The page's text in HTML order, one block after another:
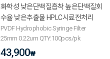
화학성 낮은단백질흡착 높은단백질회
수율 낮은추출물 HPLC시료전처리
PVDF Hydrophobic Syringe Filter
25mm 0.22um QTY:100pcs/pk
43,900₩